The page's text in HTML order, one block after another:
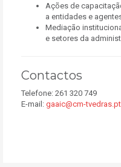
Ações de
a entidades e
Mediação
e setores da
Contactos
Telefone: 261 320 749
E-mail: gaaic@cm-tvedras.pt